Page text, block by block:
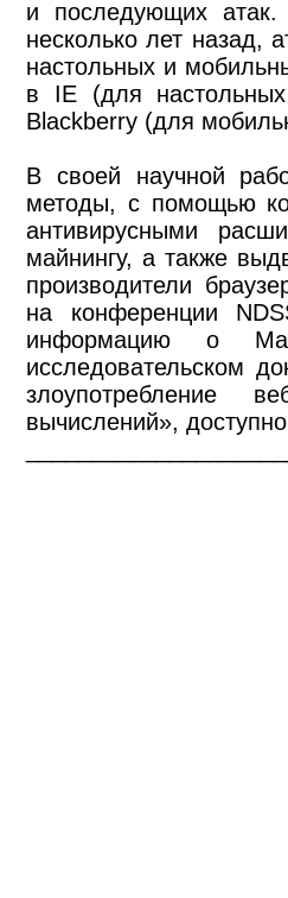
и последующих атак.
несколько лет назад,
настольных и
в IE (для
Blackberry (для
В своей научной
методы, с помощью
антивирусными
майнингу, а также
производители
на конференции
информацию о
исследовательском
злоупотребление
вычислений»,